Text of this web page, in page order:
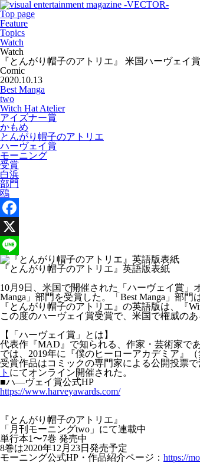
Top page
Feature
Topics
Watch
Watch
『とんがり帽子のアトリエ』 米国ハーヴェイ
Comic
2020.10.13
Best Manga
two
Witch Hat Atelier
アイズナー賞
かもめ
とんがり帽子のアトリエ
ハーヴェイ賞
モーニング
受賞
白浜
部門
鴎
Facebook
X
Line
『とんがり帽子のアトリエ』英語版表紙
10月9日、米国で開催された「ハーヴェイ賞
Manga」部門を受賞した。「Best Manga」部
『とんがり帽子のアトリエ』の英語版は、『
この度のハーヴェイ賞受賞で、米国で権威の
【「ハーヴェイ賞」とは】
代表作『MAD』で知られる、作家・芸術家で
では、2019年に『僕のヒーローアカデミア』
受賞作品はコミックの専門家による公開投票
ト にてオンライン開催された。
■ハ―ヴェイ賞公式HP
https://www.harveyawards.com/
『とんがり帽子のアトリエ』
「月刊モーニングtwo」にて連載中
単行本1〜7巻 発売中
8巻は2020年12月23日発売予定
モーニング公式HP・作品紹介ページ： https://